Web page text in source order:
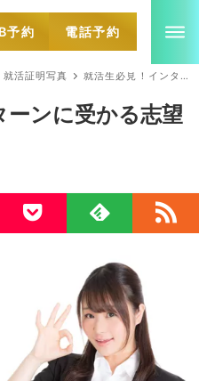
予約 電話予約
就活証明写真 就活生必見！インターンに受かる志望動機とは
ーンに受かる志望